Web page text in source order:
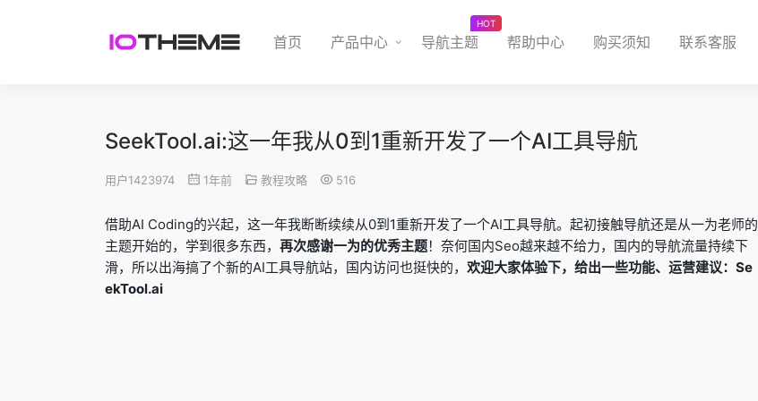
首页 产品中心 导航主题
HOT
帮助中心 购买须知 联系客服
SeekTool.ai:这一年我从0到1重新开发了一个AI工具导航
用户1423974 1年前 教程攻略 516
借助AI Coding的兴起，这一年我断断续续从0到1重新开发了一个AI工具导航。起初接触导航还是从一为老师的
主题开始的，学到很多东西， 再次感谢一为的优秀主题！奈何国内Seo越来越不给力，国内的导航流量持续下
滑，所以出海搞了个新的AI工具导航站，国内访问也挺快的， 欢迎大家体验下，给出一些功能、运营建议：Se
ekTool.ai